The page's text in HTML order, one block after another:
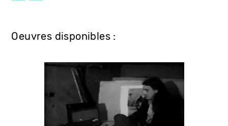
Oeuvres disponibles :